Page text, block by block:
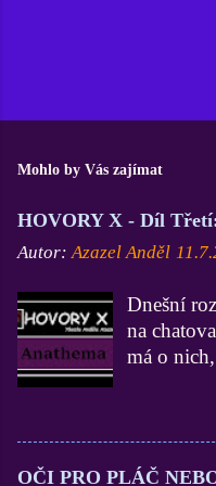
Mohlo by Vás zajímat
HOVORY X - Díl
Autor: Azazel Anděl
Dnešní
na
má o
OČI PRO PLÁČ